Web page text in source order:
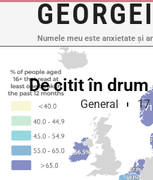
Numele meu este anxietate și
De citit în drum
General 17